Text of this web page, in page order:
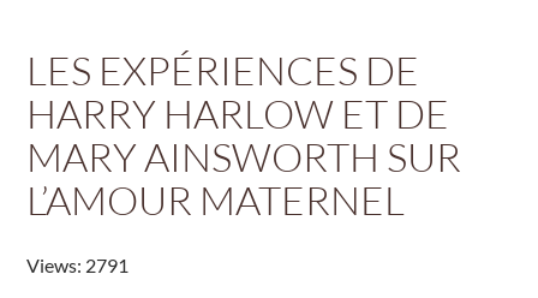
LES EXPÉRIENCES DE
HARRY HARLOW ET DE
MARY AINSWORTH SUR
L’AMOUR MATERNEL
Views: 2791